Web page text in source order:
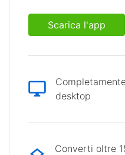
Scarica l'app
desktop
Converti oltre